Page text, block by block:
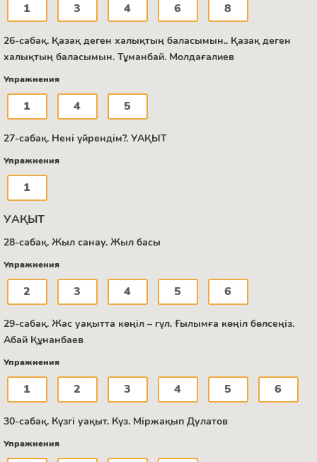
1 3 4 6 8
26-сабақ. Қазақ деген халықтың баласымын.. Қазақ деген
халықтың баласымын. Тұманбай. Молдағалиев
Упражнения
1 4 5
27-сабақ. Нені үйрендім?. УАҚЫТ
Упражнения
1
УАҚЫТ
28-сабақ. Жыл санау. Жыл басы
Упражнения
2 3 4 5 6
29-сабақ. Жас уақытта көңіл – гүл. Ғылымға көңіл бөлсеңіз.
Абай Құнанбаев
Упражнения
1 2 3 4 5 6
30-сабақ. Күзгі уақыт. Күз. Міржақып Дулатов
Упражнения